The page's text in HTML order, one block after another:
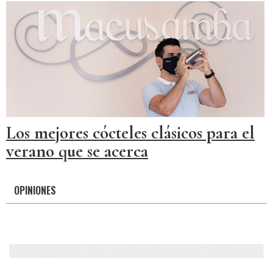
Los mejores cócteles clásicos para el
verano que se acerca
OPINIONES